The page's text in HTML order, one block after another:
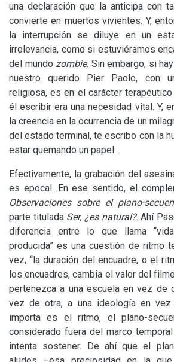
una declaración que la anticipa con
convierte en muertos vivientes. Y,
la interrupción se diluye en un
irrelevancia, como si estuviéramos
del mundozombie. Sin embargo, si
nuestro querido Pier Paolo, con
religiosa, es en el carácter
él escribir era una necesidad vital. Y,
la creencia en la ocurrencia de un
del estado terminal, te escribo con la
estar quemando un papel.
Efectivamente, la grabación del
es epocal. En ese sentido, el
Observaciones sobre el plano-
parte titulada Ser, ¿es natural?. Ahí
diferencia entre lo que llama
producida” es una cuestión de ritmo
vez, “la duración del encuadre, o el
los encuadres, cambia el valor del
pertenezca a una escuela en vez de
vez de otra, a una ideología en
importa es el ritmo, el plano-
considerado fuera del marco
intenta sostener. De ahí que el